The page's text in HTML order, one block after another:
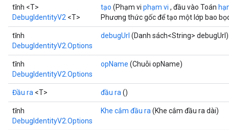
tĩnh <T>
DebugIdentityV2 <T>
tạo (Phạm vi phạm vi , đầu vào Toán
Phương thức gốc để tạo một lớp bao
tĩnh
DebugIdentityV2.Options
debugUrl (Danh sách<String> debugUrl)
tĩnh
DebugIdentityV2.Options
opName (Chuỗi opName)
Đầu ra <T> đầu ra ()
tĩnh
DebugIdentityV2.Options
Khe cắm đầu ra (Khe cắm đầu ra dài)